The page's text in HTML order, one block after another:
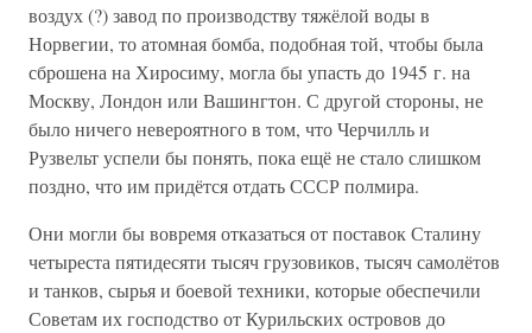
воздух (?) завод по производству тяжёлой воды в
Норвегии, то атомная бомба, подобная той, чтобы была
сброшена на Хиросиму, могла бы упасть до 1945 г. на
Москву, Лондон или Вашингтон. С другой стороны, не
было ничего невероятного в том, что Черчилль и
Рузвельт успели бы понять, пока ещё не стало слишком
поздно, что им придётся отдать СССР полмира.
Они могли бы вовремя отказаться от поставок Сталину
четыреста пятидесяти тысяч грузовиков, тысяч самолётов
и танков, сырья и боевой техники, которые обеспечили
Советам их господство от Курильских островов до